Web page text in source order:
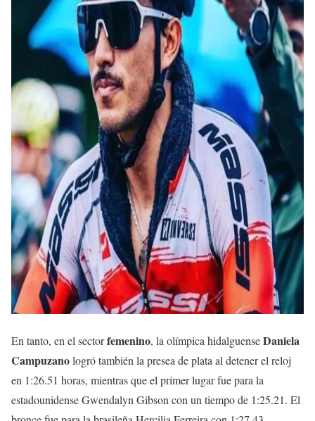
En tanto, en el sectorfemenino, la olímpica hidalguenseDaniela
Campuzanologró también la presea de plata al detener el reloj
en 1:26.51 horas, mientras que el primer lugar fue para la
estadounidense Gwendalyn Gibson con un tiempo de 1:25.21. El